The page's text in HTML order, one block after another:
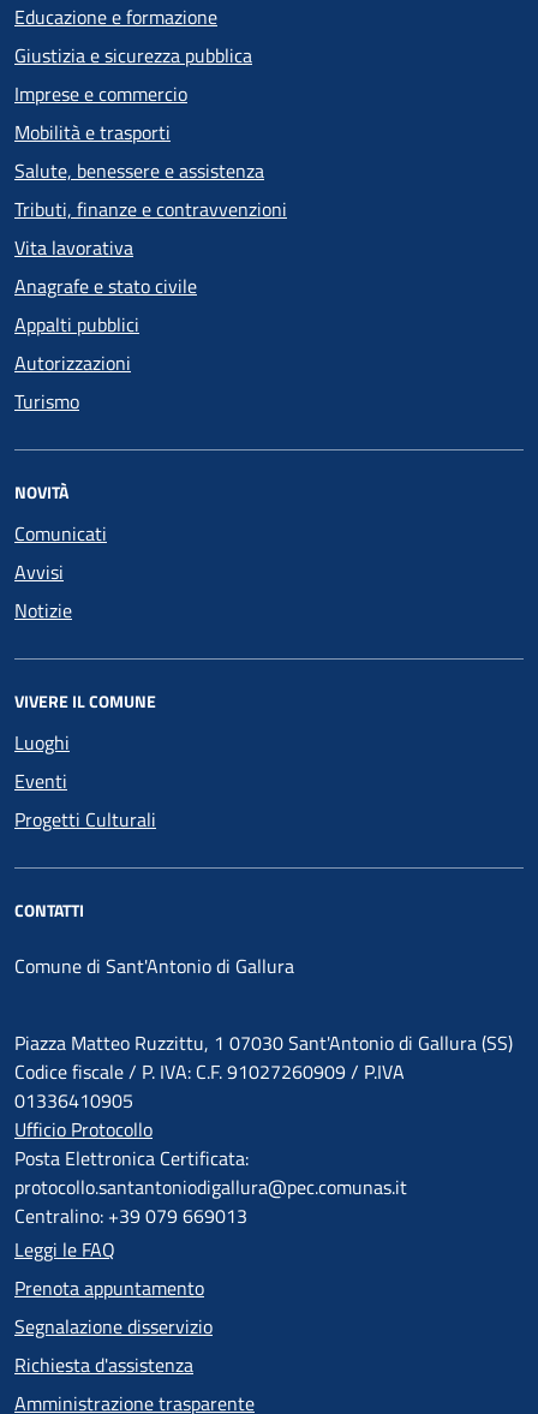
Educazione e formazione
Giustizia e sicurezza pubblica
Imprese e commercio
Mobilità e trasporti
Salute, benessere e assistenza
Tributi, finanze e contravvenzioni
Vita lavorativa
Anagrafe e stato civile
Appalti pubblici
Autorizzazioni
Turismo
NOVITÀ
Comunicati
Avvisi
Notizie
VIVERE IL COMUNE
Luoghi
Eventi
Progetti Culturali
CONTATTI
Comune di Sant'Antonio di Gallura
Piazza Matteo Ruzzittu, 1 07030 Sant'Antonio di Gallura (SS)
Codice fiscale / P. IVA: C.F. 91027260909 / P.IVA
01336410905
Ufficio Protocollo
Posta Elettronica Certificata:
protocollo.santantoniodigallura@pec.comunas.it
Centralino: +39 079 669013
Leggi le FAQ
Prenota appuntamento
Segnalazione disservizio
Richiesta d'assistenza
Amministrazione trasparente